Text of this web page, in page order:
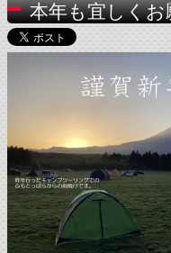
本年も宜しく